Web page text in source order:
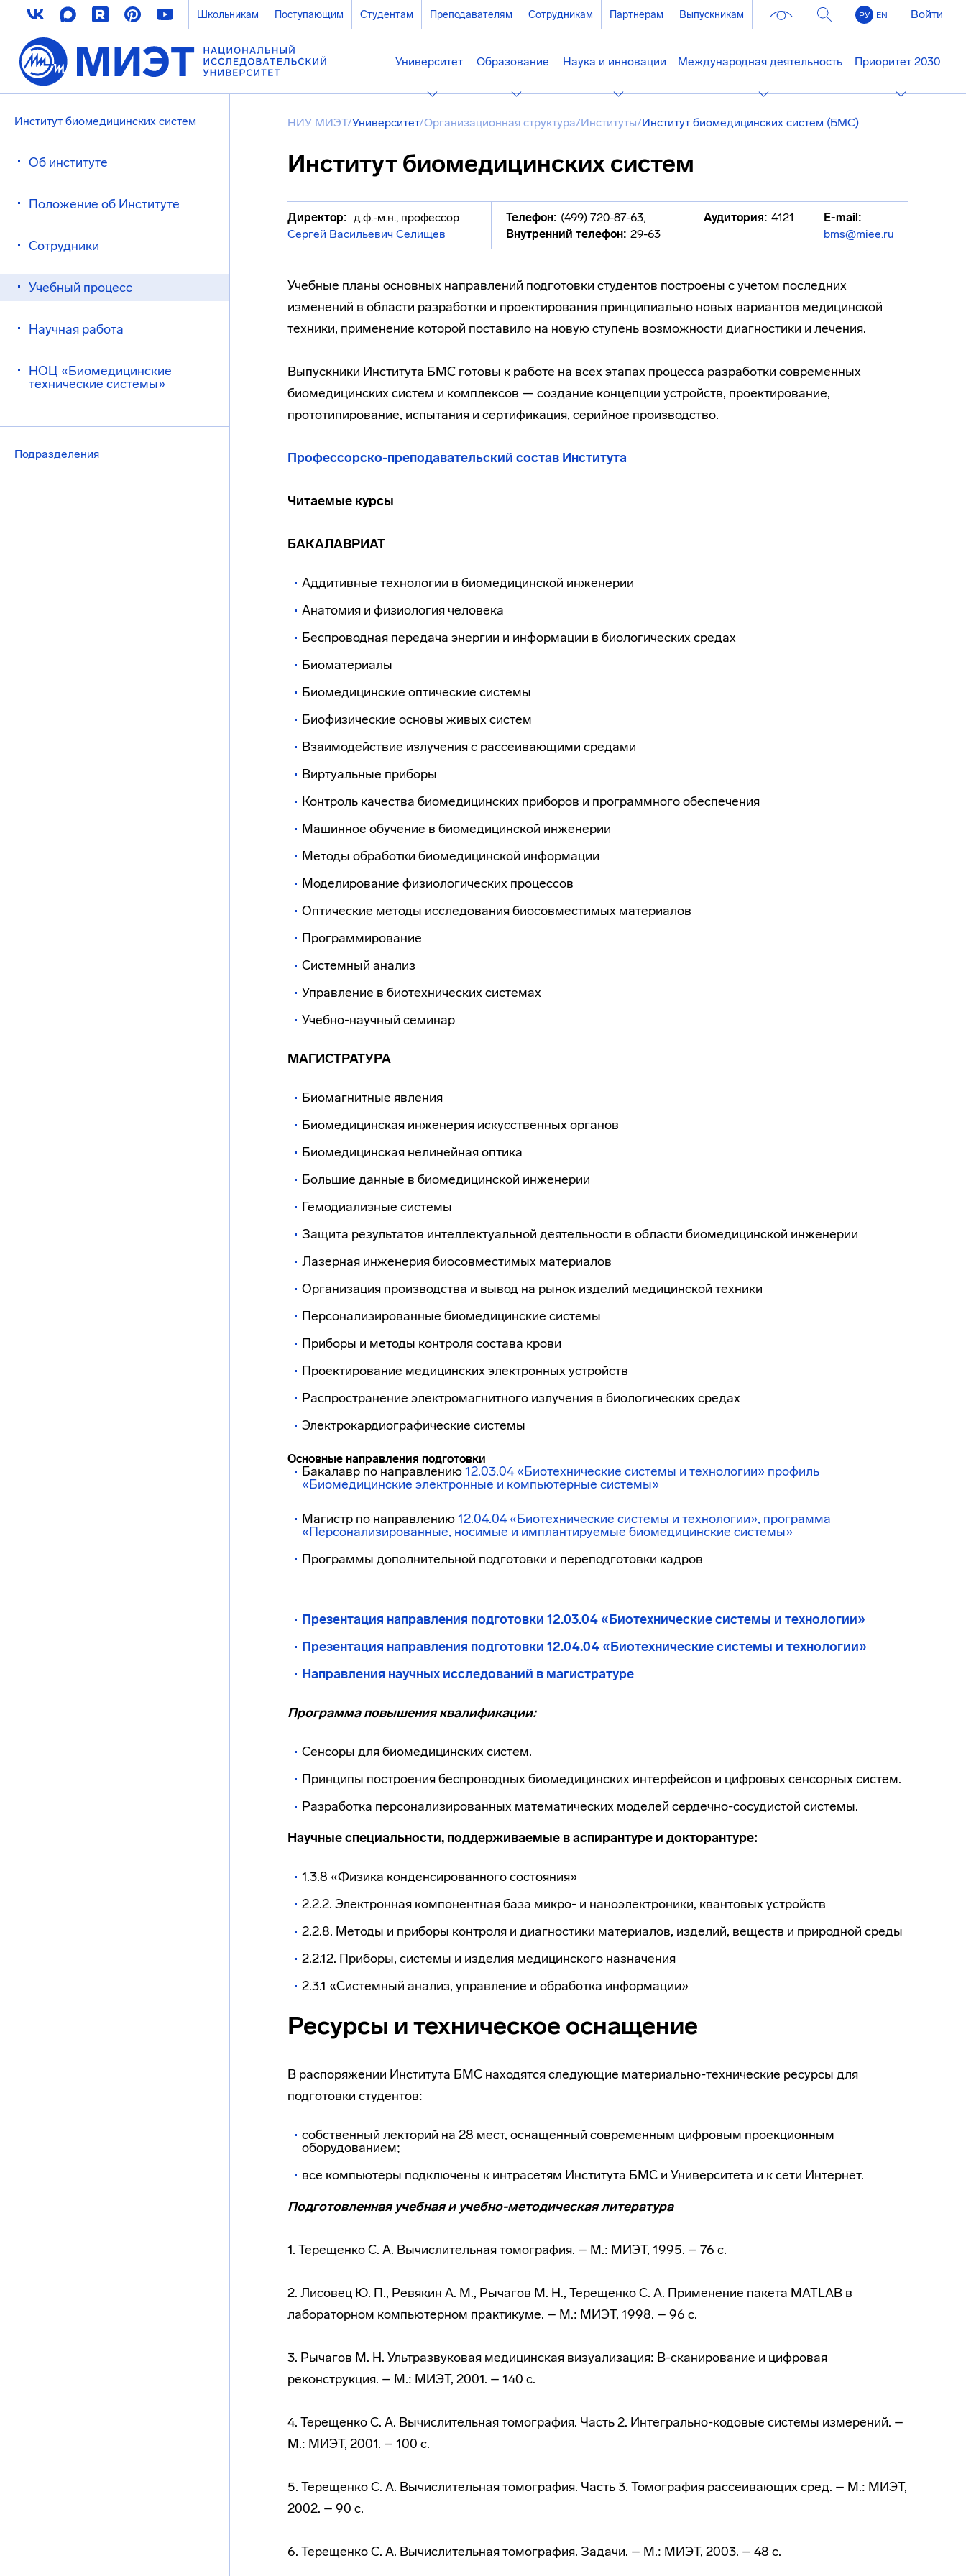
Школьникам Поступающим Студентам Преподавателям Сотрудникам Партнерам Выпускникам РУ EN Войти
Университет Образование Наука и инновации Международная деятельность Приоритет 2030
Институт биомедицинских систем
Об институте
Положение об Институте
Сотрудники
Учебный процесс
Научная работа
НОЦ «Биомедицинские
технические системы»
Подразделения
НИУ МИЭТ/Университет/Организационная структура/Институты/Институт биомедицинских систем (БМС)
Институт биомедицинских систем
Директор: д.ф.-м.н., профессор
Сергей Васильевич Селищев
Телефон: (499) 720-87-63,
Внутренний телефон: 29-63
Аудитория: 4121
E-mail:
bms@miee.ru
Учебные планы основных направлений подготовки студентов построены с учетом последних
изменений в области разработки и проектирования принципиально новых вариантов медицинской
техники, применение которой поставило на новую ступень возможности диагностики и лечения.
Выпускники Института БМС готовы к работе на всех этапах процесса разработки современных
биомедицинских систем и комплексов — создание концепции устройств, проектирование,
прототипирование, испытания и сертификация, серийное производство.
Профессорско-преподавательский состав Института
Читаемые курсы
БАКАЛАВРИАТ
Аддитивные технологии в биомедицинской инженерии
Анатомия и физиология человека
Беспроводная передача энергии и информации в биологических средах
Биоматериалы
Биомедицинские оптические системы
Биофизические основы живых систем
Взаимодействие излучения с рассеивающими средами
Виртуальные приборы
Контроль качества биомедицинских приборов и программного обеспечения
Машинное обучение в биомедицинской инженерии
Методы обработки биомедицинской информации
Моделирование физиологических процессов
Оптические методы исследования биосовместимых материалов
Программирование
Системный анализ
Управление в биотехнических системах
Учебно-научный семинар
МАГИСТРАТУРА
Биомагнитные явления
Биомедицинская инженерия искусственных органов
Биомедицинская нелинейная оптика
Большие данные в биомедицинской инженерии
Гемодиализные системы
Защита результатов интеллектуальной деятельности в области биомедицинской инженерии
Лазерная инженерия биосовместимых материалов
Организация производства и вывод на рынок изделий медицинской техники
Персонализированные биомедицинские системы
Приборы и методы контроля состава крови
Проектирование медицинских электронных устройств
Распространение электромагнитного излучения в биологических средах
Электрокардиографические системы
Основные направления подготовки
Бакалавр по направлению12.03.04 «Биотехнические системы и технологии» профиль
«Биомедицинские электронные и компьютерные системы»
Магистр по направлению12.04.04 «Биотехнические системы и технологии», программа
«Персонализированные, носимые и имплантируемые биомедицинские системы»
Программы дополнительной подготовки и переподготовки кадров
Презентация направления подготовки 12.03.04 «Биотехнические системы и технологии»
Презентация направления подготовки 12.04.04 «Биотехнические системы и технологии»
Направления научных исследований в магистратуре
Программа повышения квалификации:
Сенсоры для биомедицинских систем.
Принципы построения беспроводных биомедицинских интерфейсов и цифровых сенсорных систем.
Разработка персонализированных математических моделей сердечно-сосудистой системы.
Научные специальности, поддерживаемые в аспирантуре и докторантуре:
1.3.8 «Физика конденсированного состояния»
2.2.2. Электронная компонентная база микро- и наноэлектроники, квантовых устройств
2.2.8. Методы и приборы контроля и диагностики материалов, изделий, веществ и природной среды
2.2.12. Приборы, системы и изделия медицинского назначения
2.3.1 «Системный анализ, управление и обработка информации»
Ресурсы и техническое оснащение
В распоряжении Института БМС находятся следующие материально-технические ресурсы для
подготовки студентов:
собственный лекторий на 28 мест, оснащенный современным цифровым проекционным
оборудованием;
все компьютеры подключены к интрасетям Института БМС и Университета и к сети Интернет.
Подготовленная учебная и учебно-методическая литература
1. Терещенко С. А. Вычислительная томография. – М.: МИЭТ, 1995. – 76 с.
2. Лисовец Ю. П., Ревякин А. М., Рычагов М. Н., Терещенко С. А. Применение пакета MATLAB в
лабораторном компьютерном практикуме. – М.: МИЭТ, 1998. – 96 с.
3. Рычагов М. Н. Ультразвуковая медицинская визуализация: В-сканирование и цифровая
реконструкция. – М.: МИЭТ, 2001. – 140 с.
4. Терещенко С. А. Вычислительная томография. Часть 2. Интегрально-кодовые системы измерений. –
М.: МИЭТ, 2001. – 100 с.
5. Терещенко С. А. Вычислительная томография. Часть 3. Томография рассеивающих сред. – М.: МИЭТ,
2002. – 90 с.
6. Терещенко С. А. Вычислительная томография. Задачи. – М.: МИЭТ, 2003. – 48 с.